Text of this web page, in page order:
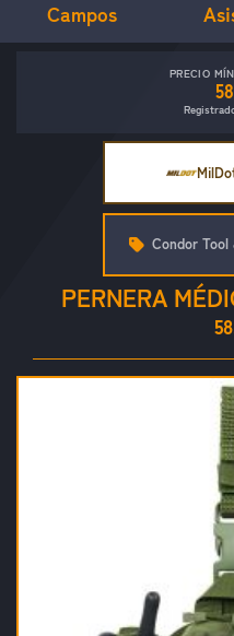
Campos
PRECIO
PERNERA
Condor Tool